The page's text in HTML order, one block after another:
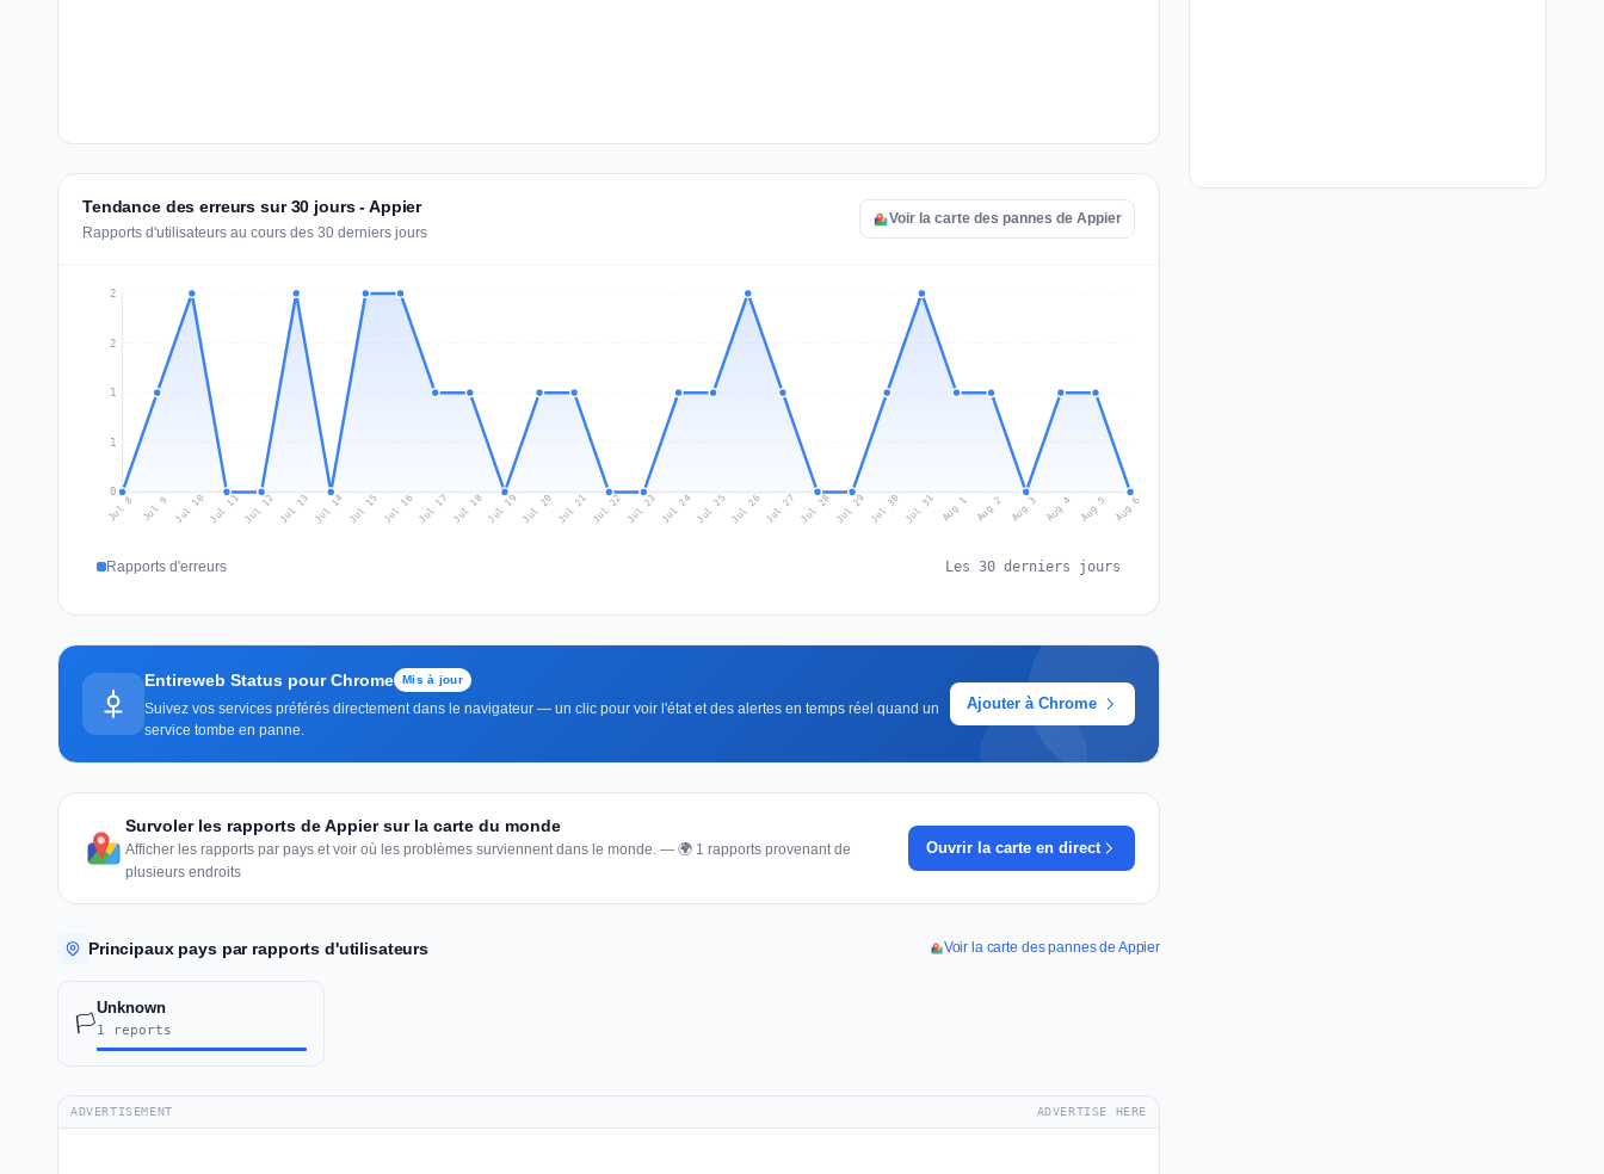
Tendance des erreurs sur 30 jours - Appier
Rapports d'utilisateurs au cours des 30 derniers jours
Voir la carte des pannes de Appier
0
1
1
2
2
Jul 8 Jul 9 Jul 10 Jul 11Jul 12 Jul 13 Jul 14 Jul 15 Jul 16Jul 17 Jul 18Jul 19 Jul 20 Jul 21 Jul 22 Jul 23 Jul 24Jul 25 Jul 26Jul 27 Jul 28 Jul 29 Jul 30 Jul 31 Aug 1 Aug 2 Aug 3 Aug 4 Aug 5 Aug 6
Rapports d'erreurs Les 30 derniers jours
Entireweb Status pour Chrome Mis à jour
Suivez vos services préférés directement dans le navigateur — un clic pour voir l'état et des alertes en temps réel quand un
service tombe en panne.
Ajouter à Chrome
Survoler les rapports de Appier sur la carte du monde
Afficher les rapports par pays et voir où les problèmes surviennent dans le monde. — 🌍 1 rapports provenant de
plusieurs endroits
Ouvrir la carte en direct
Principaux pays par rapports d'utilisateurs Voir la carte des pannes de Appier
🏳️
Unknown
1 reports
ADVERTISEMENT ADVERTISE HERE